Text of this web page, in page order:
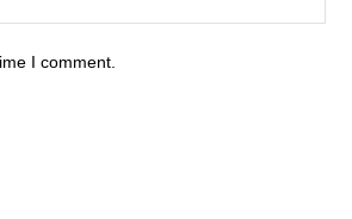
I comment.